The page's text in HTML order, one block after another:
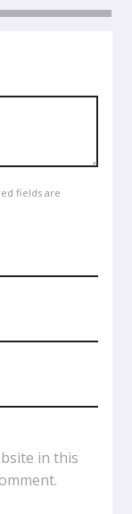
fields are
in this